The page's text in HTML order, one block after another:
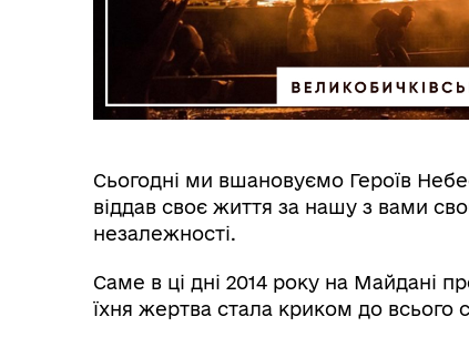
Сьогодні ми вшановуємо Героїв
віддав своє життя за нашу з вами
незалежності.
Саме в ці дні 2014 року на Майдані
їхня жертва стала криком до всього